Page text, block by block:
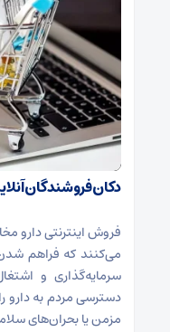
دکان فروشندگان
فروش اینترنتی دارو
می‌کنند که فراهم شدن
سرمایه‌گذاری و
دسترسی مردم به دارو
مزمن یا بحران‌های